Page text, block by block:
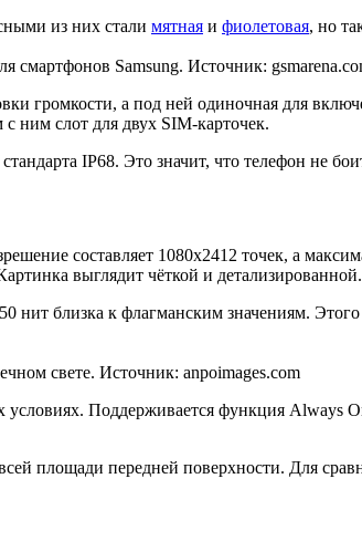
из них стали мятная и фиолетовая, но
смартфонов Samsung. Источник:
громкости, а под ней одиночная для
ним слот для двух SIM-карточек.
IP68. Это значит, что телефон не
составляет 1080х2412 точек, а
выглядит чёткой и детализированной.
нит близка к флагманским значениям.
свете. Источник: anpoimages.com
условиях. Поддерживается функция
площади передней поверхности. Для